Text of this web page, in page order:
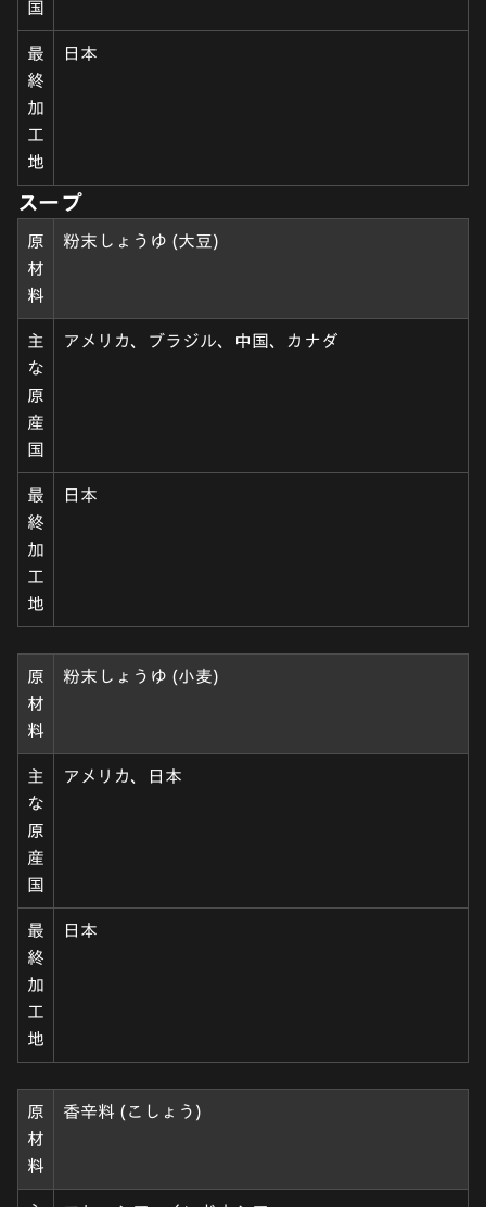
国
最
終
加
工
地
日本
スープ
原
材
料
粉末しょうゆ (大豆)
主
な
原
産
国
アメリカ、ブラジル、中国、カナダ
最
終
加
工
地
日本
原
材
料
粉末しょうゆ (小麦)
主
な
原
産
国
アメリカ、日本
最
終
加
工
地
日本
原
材
料
香辛料 (こしょう)